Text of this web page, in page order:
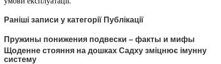
Раніші записи у категорії Публікації
Пружины понижения подвески – факты и мифы
Щоденне стояння на дошках Садху зміцнює імунну
систему